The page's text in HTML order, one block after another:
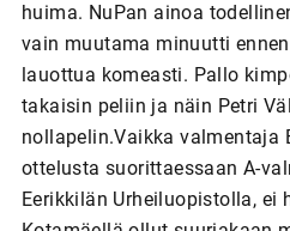
huima. NuPan ainoa
vain muutama minuutti
lauottua komeasti. Pallo
takaisin peliin ja näin Petri
nollapelin.Vaikka valmentaja
ottelusta suorittaessaan A-
Eerikkilän Urheiluopistolla, ei